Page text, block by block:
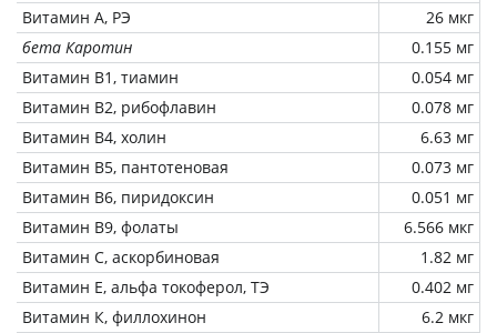
Витамин А, РЭ
26 мкг
бета Каротин
0.155 мг
Витамин В1, тиамин
0.054 мг
Витамин В2, рибофлавин
0.078 мг
Витамин В4, холин
6.63 мг
Витамин В5, пантотеновая
0.073 мг
Витамин В6, пиридоксин
0.051 мг
Витамин В9, фолаты
6.566 мкг
Витамин C, аскорбиновая
1.82 мг
Витамин Е, альфа токоферол, ТЭ
0.402 мг
Витамин К, филлохинон
6.2 мкг